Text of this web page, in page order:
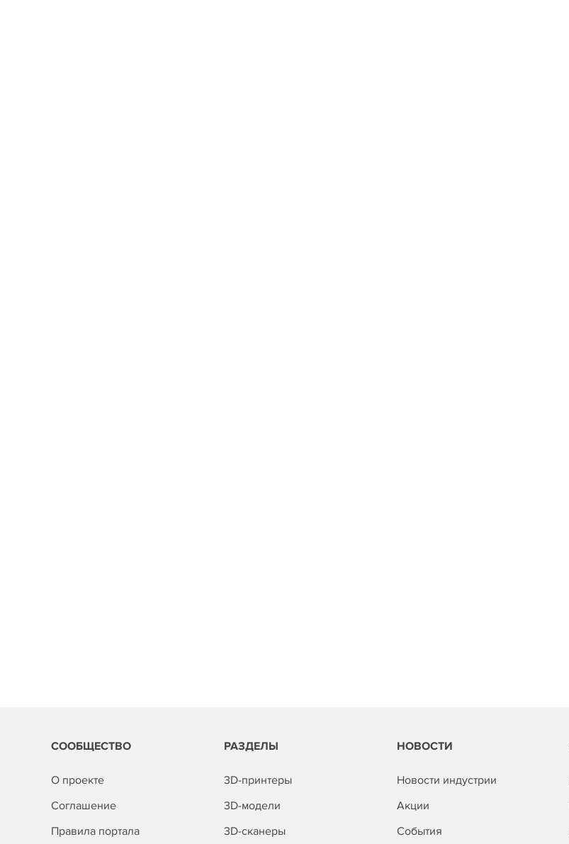
СООБЩЕСТВО
О проекте
Соглашение
Правила портала
РАЗДЕЛЫ
3D-принтеры
3D-модели
3D-сканеры
НОВОСТИ
Новости индустрии
Акции
События